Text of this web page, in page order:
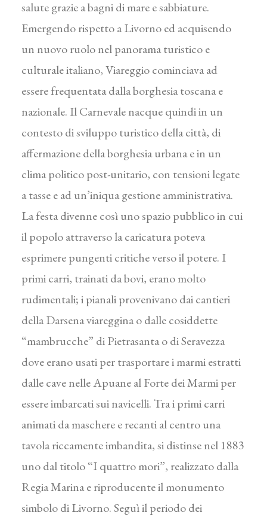
salute grazie a bagni di mare e sabbiature.
Emergendo rispetto a Livorno ed acquisendo
un nuovo ruolo nel panorama turistico e
culturale italiano, Viareggio cominciava ad
essere frequentata dalla borghesia toscana e
nazionale. Il Carnevale nacque quindi in un
contesto di sviluppo turistico della città, di
affermazione della borghesia urbana e in un
clima politico post-unitario, con tensioni legate
a tasse e ad un’iniqua gestione amministrativa.
La festa divenne così uno spazio pubblico in cui
il popolo attraverso la caricatura poteva
esprimere pungenti critiche verso il potere. I
primi carri, trainati da bovi, erano molto
rudimentali; i pianali provenivano dai cantieri
della Darsena viareggina o dalle cosiddette
“mambrucche” di Pietrasanta o di Seravezza
dove erano usati per trasportare i marmi estratti
dalle cave nelle Apuane al Forte dei Marmi per
essere imbarcati sui navicelli. Tra i primi carri
animati da maschere e recanti al centro una
tavola riccamente imbandita, si distinse nel 1883
uno dal titolo “I quattro mori”, realizzato dalla
Regia Marina e riproducente il monumento
simbolo di Livorno. Seguì il periodo dei